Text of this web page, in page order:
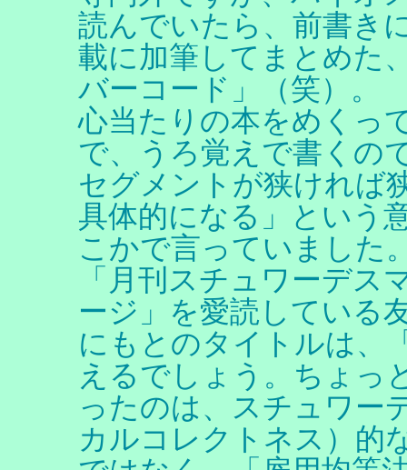
読んでいたら、前書き
載に加筆してまとめた
バーコード」（笑）。
心当たりの本をめくっ
で、うろ覚えで書くの
セグメントが狭ければ
具体的になる」という
こかで言っていました
「月刊スチュワーデス
ージ」を愛読している
にもとのタイトルは、
えるでしょう。ちょっ
ったのは、スチュワー
カルコレクトネス）的